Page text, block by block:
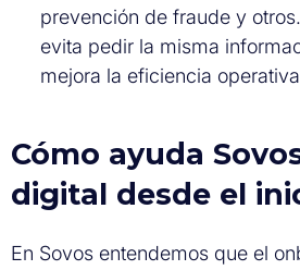
prevención de fraude y
evita pedir la misma
mejora la eficiencia
Cómo ayuda
digital desde el
En Sovos entendemos que el